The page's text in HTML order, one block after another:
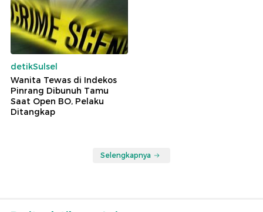
detikSulsel
Wanita Tewas di Indekos
Pinrang Dibunuh Tamu
Saat Open BO, Pelaku
Ditangkap
Selengkapnya